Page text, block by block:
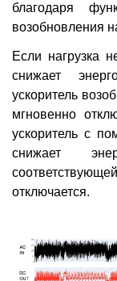
благодаря
возобновления
Если нагрузка
снижает
ускоритель
мгновенно
ускоритель с
снижает
отключается.